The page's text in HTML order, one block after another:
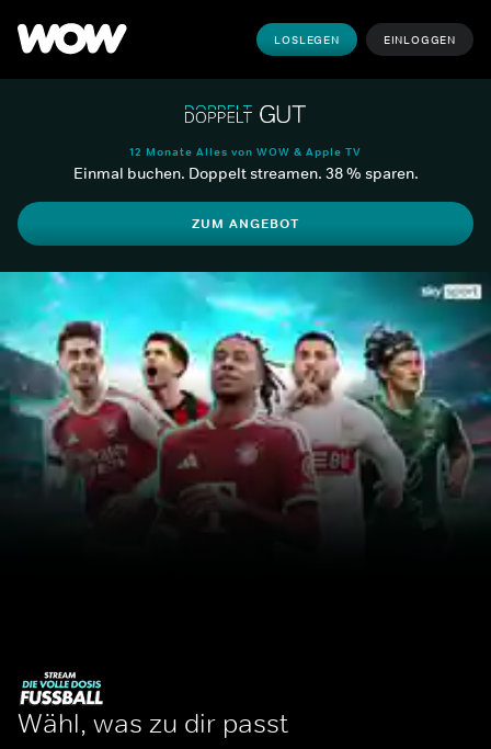
LOSLEGEN EINLOGGEN
12 Monate Alles von WOW & Apple TV
Einmal buchen. Doppelt streamen. 38 % sparen.
ZUM ANGEBOT
Wähl, was zu dir passt